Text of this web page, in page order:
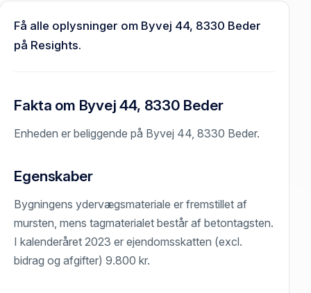
Få alle oplysninger om Byvej 44, 8330 Beder
på Resights.
Fakta om Byvej 44, 8330 Beder
Enheden er beliggende på Byvej 44, 8330 Beder.
Egenskaber
Bygningens ydervægsmateriale er fremstillet af
mursten, mens tagmaterialet består af betontagsten.
I kalenderåret 2023 er ejendomsskatten (excl.
bidrag og afgifter) 9.800 kr.